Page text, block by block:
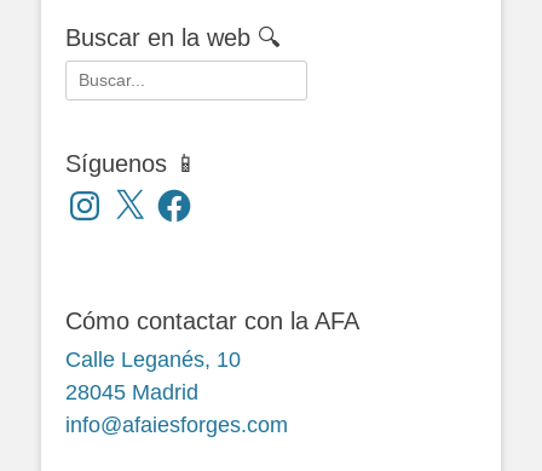
Buscar en la web 🔍
Buscar:
Síguenos 📱
Instagram
X Facebook
Cómo contactar con la AFA
Calle Leganés, 10
28045 Madrid
info@afaiesforges.com